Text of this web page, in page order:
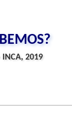
INCA, 2019